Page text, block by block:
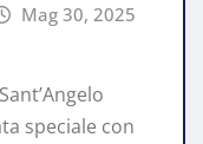
Mag 30, 2025
speciale con